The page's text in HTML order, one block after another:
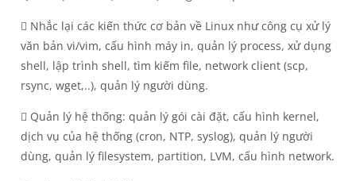
 Nhắc lại các kiến thức cơ bản về Linux như công cụ xử lý
văn bản vi/vim, cấu hình máy in, quản lý process, xử dụng
shell, lập trình shell, tìm kiếm file, network client (scp,
rsync, wget,..), quản lý người dùng.
 Quản lý hệ thống: quản lý gói cài đặt, cấu hình kernel,
dịch vụ của hệ thống (cron, NTP, syslog), quản lý người
dùng, quản lý filesystem, partition, LVM, cấu hình network.